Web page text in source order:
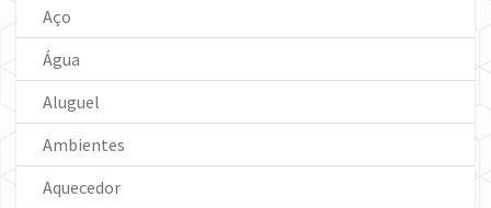
Aço
Água
Aluguel
Ambientes
Aquecedor